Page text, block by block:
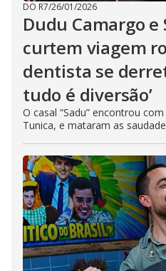
DO R7/26/01/2026
Dudu Camargo e
curtem viagem
dentista se
tudo é diversão’
O casal “Sadu” encontrou
Tunica, e mataram as